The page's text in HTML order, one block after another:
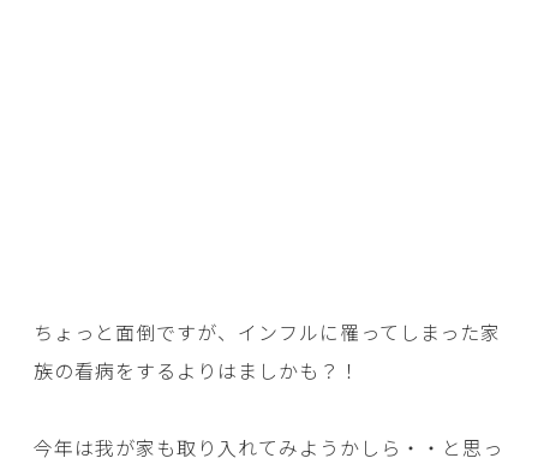
ちょっと面倒ですが、インフルに罹ってしまった家
族の看病をするよりはましかも？！
今年は我が家も取り入れてみようかしら・・と思っ